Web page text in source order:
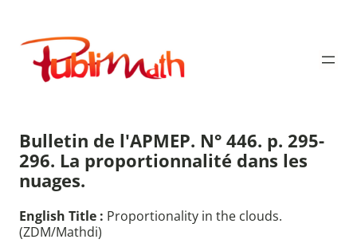
contenu
Publimath
Bulletin de l'APMEP. N° 446. p. 295-
296. La proportionnalité dans les
nuages.
English Title : Proportionality in the clouds.
(ZDM/Mathdi)